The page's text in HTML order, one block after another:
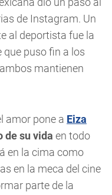
de Instagram. Un
al deportista fue la
puso fin a los
mantienen
amor pone a Eiza
de su vida en todo
en la cima como
en la meca del cine
parte de la